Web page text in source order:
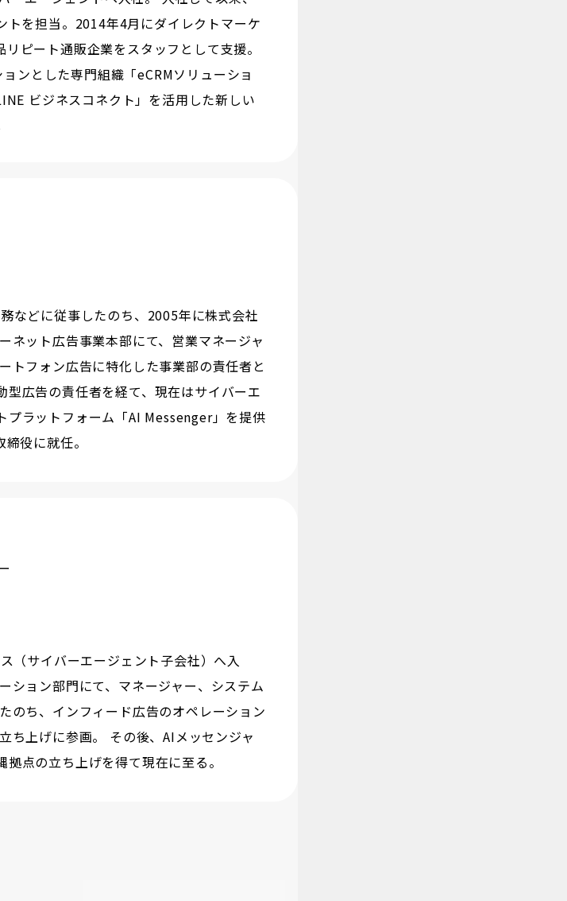
トを担当。2014年4月にダイレクトマーケ
ピート通販企業をスタッフとして支援。
ンとした専門組織「eCRMソリューショ
ビジネスコネクト」を活用した新しい
などに従事したのち、2005年に株式会社
ネット広告事業本部にて、営業マネージャ
トフォン広告に特化した事業部の責任者と
広告の責任者を経て、現在はサイバーエ
プラットフォーム「AI Messenger」を提供
役に就任。
（サイバーエージェント子会社）へ入
ション部門にて、マネージャー、システム
のち、インフィード広告のオペレーション
ち上げに参画。 その後、AIメッセンジャ
点の立ち上げを得て現在に至る。